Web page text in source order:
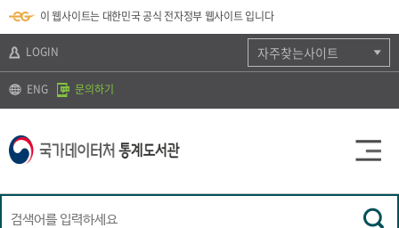
바
로
기
가
기
k
t
바
로
기
보
바
가
기
이 웹사이트는 대한민국 공식 전자정부 웹사이트 입니다
LOGIN
ENG 문의하기
자주찾는사이트